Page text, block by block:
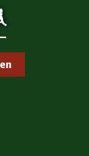
in den USA
Statistiken oder
zugleich gem. Art. 49
durch US-Behörden,